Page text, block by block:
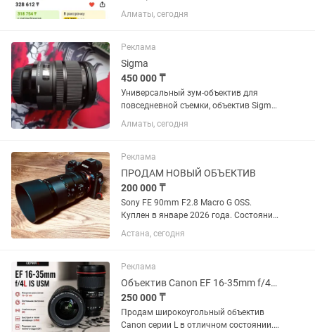
универсальный объектив Sony 18–105
F4 G OSS. Отлично подходит для фото и
светосила F4 на всем диапазоне,...
Алматы, сегодня
Реклама
Sigma
450 000 ₸
Универсальный зум-объектив для
повседневной съемки, объектив Sigma
24-70mm f/2.8 DG OS HSM с креплением
Canon EF охватывает полезный
широкоугольного до портретного,...
Алматы, сегодня
Реклама
ПРОДАМ НОВЫЙ ОБЪЕКТИВ
200 000 ₸
Sony FE 90mm F2.8 Macro G OSS.
Куплен в январе 2026 года. Состояние
практически нового, без царапин и
потертостей. Полный комплект:
задняя крышки. Использовался...
Астана, сегодня
Реклама
Объектив Canon EF 16-35mm f/4L IS USM
250 000 ₸
Продам широкоугольный объектив
Canon серии L в отличном состоянии.